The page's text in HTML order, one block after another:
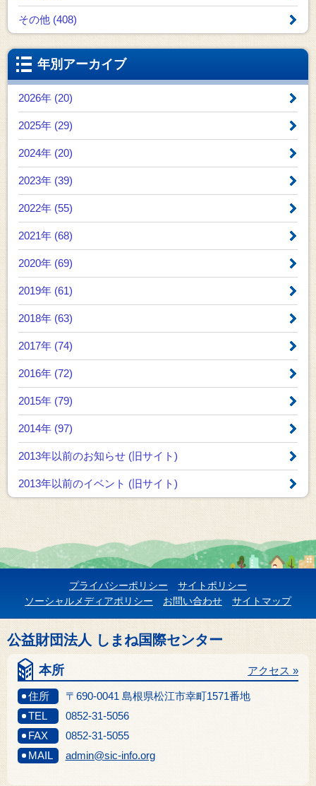
その他 (408)
年別アーカイブ
2026年 (20)
2025年 (29)
2024年 (20)
2023年 (39)
2022年 (55)
2021年 (68)
2020年 (69)
2019年 (61)
2018年 (63)
2017年 (74)
2016年 (72)
2015年 (79)
2014年 (97)
2013年以前のお知らせ (旧サイト)
2013年以前のイベント (旧サイト)
プライバシーポリシー
サイトポリシー
ソーシャルメディアポリシー
お問い合わせ サイトマップ
公益財団法人 しまね国際センター
本所
住所 〒690-0041 島根県松江市幸町1571番地
アクセス »
TEL
0852-31-5056
FAX
0852-31-5055
MAIL
admin@sic-info.org